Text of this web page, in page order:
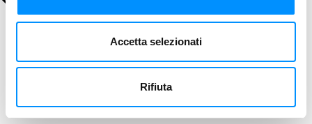
Accetta selezionati
Rifiuta